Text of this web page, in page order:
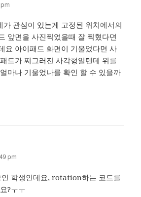
가 관심이 있는게 고정된 위치에서의
앞면을 사진찍었을때 잘 찍혔다면
요 아이패드 화면이 기울었다면 사
드가 찌그러진 사각형일텐데 위를
마나 기울었나를 확인 할 수 있을까
pm
인 학생인데요, rotation하는 코드를
?ㅜㅜ